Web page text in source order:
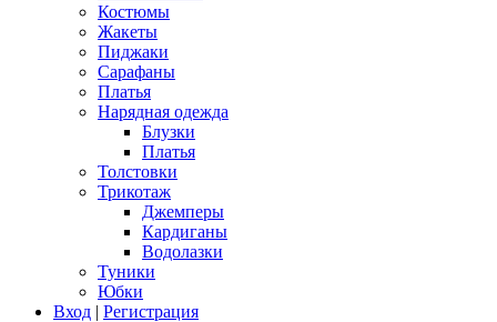
Костюмы
Жакеты
Пиджаки
Сарафаны
Платья
Нарядная одежда
Блузки
Платья
Толстовки
Трикотаж
Джемперы
Кардиганы
Водолазки
Туники
Юбки
Вход | Регистрация